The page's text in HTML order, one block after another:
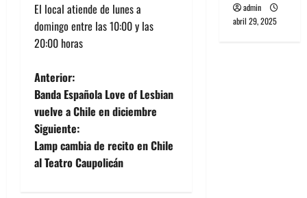
El local atiende de lunes a
domingo entre las 10:00 y las
20:00 horas
N
a
v
e
Anterior:
Banda Española Love of Lesbian
vuelve a Chile en diciembre
Siguiente:
Lamp cambia de recito en Chile
al Teatro Caupolicán
admin
abril 29, 2025